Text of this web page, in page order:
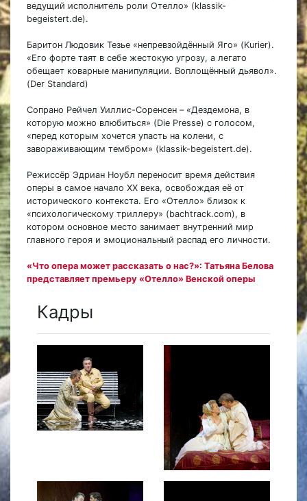
ведущий исполнитель роли Отелло» (klassik-
begeistert.de).
Баритон Людовик Тезье «непревзойдённый Яго» (Kurier).
«Его форте таят в себе жестокую угрозу, а легато
обещает коварные манипуляции. Воплощённый дьявол».
(Der Standard)
Сопрано Рейчел Уиллис-Соренсен – «Дездемона, в
которую можно влюбиться» (Die Presse) с голосом,
«перед которым хочется упасть на колени, с
завораживающим тембром» (klassik-begeistert.de).
Режиссёр Эдриан Ноубл переносит время действия
оперы в самое начало XX века, освобождая её от
исторического контекста. Его «Отелло» близок к
«психологическому триллеру» (bachtrack.com), в
котором основное место занимает внутренний мир
главного героя и эмоциональный распад его личности.
«Что опера может рассказать о нас?»: Татьяна Белова
представляет премьеру «Отелло» Венской оперы
Кадры